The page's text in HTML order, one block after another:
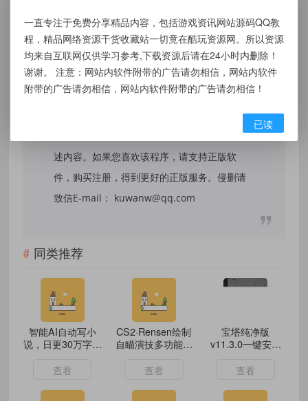
站无关，所有内容及软件的文章仅限用于学习
和研究目的。不得将上述内容用于商业或者非
法用途，否则，一切后果请用户自负，我们不
保证内容的长久可用性，通过使用本站内容随
之而来的风险与本站无关，您必须在下载后的
24个小时之内，从您的电脑/手机中彻底删除上
述内容。如果您喜欢该程序，请支持正版软
件，购买注册，得到更好的正版服务。侵删请
致信E-mail： kuwanw@qq.com
同类推荐
智能AI自动写小
说，日更30万字，
台，复制粘贴一键
查看
CS2·Rensen绘制
自瞄演技多功能外
查看
宝塔纯净版
v11.3.0一键安装
版本）
查看
一直专注于免费分享精品内容，包括游戏资讯网站源码QQ教
程，精品网络资源干货收藏站一切竟在酷玩资源网。所以资源
均来自互联网仅供学习参考,下载资源后请在24小时内删除！
谢谢。 注意：网站内软件附带的广告请勿相信，网站内软件
附带的广告请勿相信，网站内软件附带的广告请勿相信！
已读